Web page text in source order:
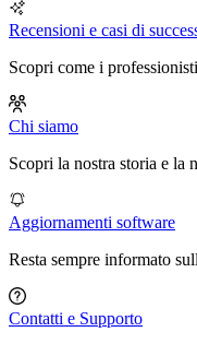
Recensioni e casi di
Scopri come i
Chi siamo
Scopri la nostra storia e la
Aggiornamenti software
Resta sempre informato
Contatti e Supporto